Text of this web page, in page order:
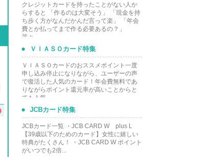
クレジットカードを持ったことがない人か
らすると 「作るのは大変そう」 「現金を持
ち歩く方がなんだかんだ言って楽」 「年会
費とか払ってまで作る必要あるの？」
等々...
ＶＩＡＳＯカード特集
ＶＩＡＳＯカードのおススメポイント一度
申し込み停止になりながら、ユーザーの声
で復活した人気のカード！年会費無料であ
りながらポイント還元率が高いことからと
ても人気...
JCBカード特集
JCBカード一覧 ・JCB CARD W plus L
【39歳以下のためのカード】女性に嬉しい
特典がたくさん！ ・JCB CARD W ポイント
がいつでも2倍...